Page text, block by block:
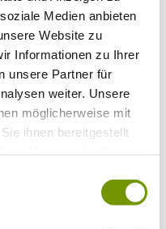
Medien anbieten
Website zu
Informationen zu Ihrer
unsere Partner für
weiter. Unsere
möglicherweise mit
ihnen bereitgestellt